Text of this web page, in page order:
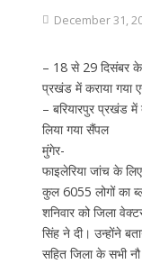
December 31,
– 18 से 29 दिसंबर के
प्रखंड में कराया गया
– बरियारपुर प्रखंड में
लिया गया सैंपल
मुंगेर-
फाइलेरिया जांच के
कुल 6055 लोगों का
शनिवार को जिला
सिंह ने दी। उन्होंने
सहित जिला के सभी